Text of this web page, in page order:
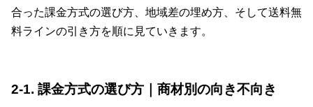
合った課金方式の選び方、地域差の埋め方、そして送料無
料ラインの引き方を順に見ていきます。
2-1. 課金方式の選び方｜商材別の向き不向き